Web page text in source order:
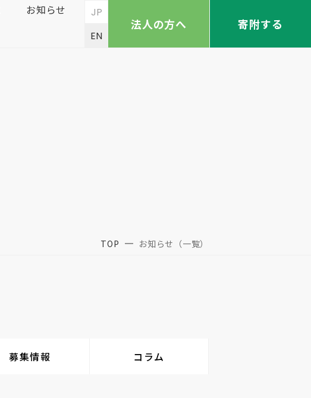
お知らせ
JP
EN
法人の方へ 寄附する
TOP お知らせ（一覧）
募集情報 コラム